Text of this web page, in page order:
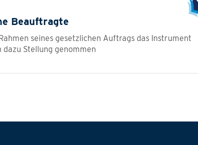
Beauftragte
seines gesetzlichen Auftrags das Instrument
Stellung genommen